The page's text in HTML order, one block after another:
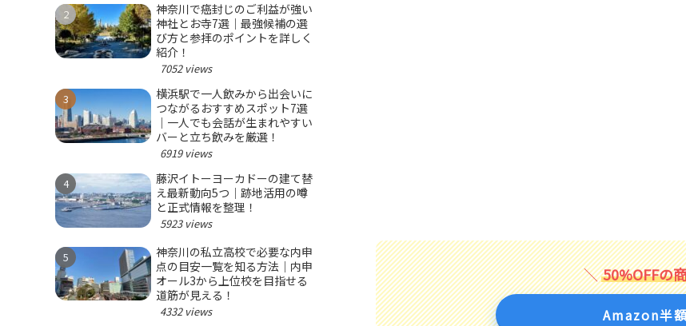
50%OFFの
Amazon半
神奈川で癌封じのご利益が強い
神社とお寺7選｜最強候補の選
び方と参拝のポイントを詳しく
紹介！
7052 views
横浜駅で一人飲みから出会いに
つながるおすすめスポット7選
｜一人でも会話が生まれやすい
バーと立ち飲みを厳選！
6919 views
藤沢イトーヨーカドーの建て替
え最新動向5つ｜跡地活用の噂
と正式情報を整理！
5923 views
神奈川の私立高校で必要な内申
点の目安一覧を知る方法｜内申
オール3から上位校を目指せる
道筋が見える！
4332 views